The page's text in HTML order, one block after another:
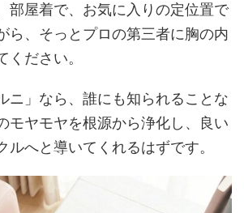
部屋着で、お気に入りの定位置で
ら、そっとプロの第三者に胸の内
ください。
ニ」なら、誰にも知られることな
モヤモヤを根源から浄化し、良い
ルへと導いてくれるはずです。